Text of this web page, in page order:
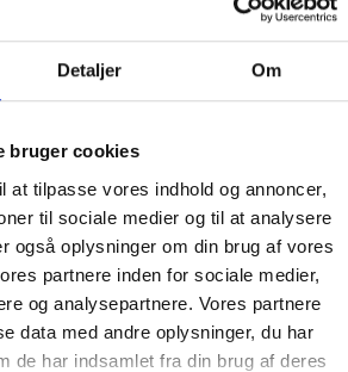
Detaljer Om
bruger cookies
at tilpasse vores indhold og annoncer,
til sociale medier og til at analysere
også oplysninger om din brug af vores
partnere inden for sociale medier,
og analysepartnere. Vores partnere
data med andre oplysninger, du har
de har indsamlet fra din brug af deres
UDFØRT AF
LØGSTØR
MED
I SKRUEN -
OG